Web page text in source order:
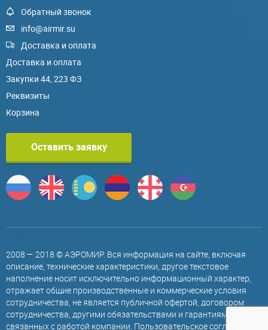
Обратный звонок
info@airmir.su
Доставка и оплата
Доставка и оплата
Закупки 44, 223 ФЗ
Реквизиты
Корзина
Оставить заявку
2008 — 2018 © АЭРОМИР. Вся информация на сайте, включая
описание, технические характеристики, другое текстовое
наполнение носит исключительно информационный характер,
отражает общие производственные и коммерческие условия
сотрудничества, не является публичной офертой, договором
сотрудничества, другими обязательствами и гарантиями,
связанных с работой компании. Пользовательское соглашение